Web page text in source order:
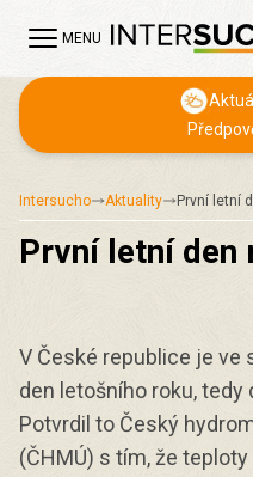
MENU
Intersucho Aktuality První letní
První letní den
V České republice je ve
den letošního roku, tedy
Potvrdil to Český
(ČHMÚ) s tím, že